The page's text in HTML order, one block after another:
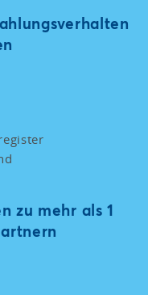
zu mehr als 1